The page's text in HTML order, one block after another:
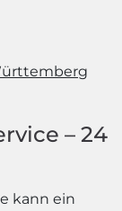
– 24
kann ein